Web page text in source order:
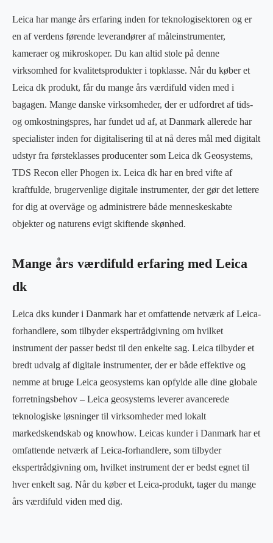
Leica har mange års erfaring inden for teknologisektoren og er
en af verdens førende leverandører af måleinstrumenter,
kameraer og mikroskoper. Du kan altid stole på denne
virksomhed for kvalitetsprodukter i topklasse. Når du køber et
Leica dk produkt, får du mange års værdifuld viden med i
bagagen. Mange danske virksomheder, der er udfordret af tids-
og omkostningspres, har fundet ud af, at Danmark allerede har
specialister inden for digitalisering til at nå deres mål med digitalt
udstyr fra førsteklasses producenter som Leica dk Geosystems,
TDS Recon eller Phogen ix. Leica dk har en bred vifte af
kraftfulde, brugervenlige digitale instrumenter, der gør det lettere
for dig at overvåge og administrere både menneskeskabte
objekter og naturens evigt skiftende skønhed.
Mange års værdifuld erfaring med Leica
dk
Leica dks kunder i Danmark har et omfattende netværk af Leica-
forhandlere, som tilbyder ekspertrådgivning om hvilket
instrument der passer bedst til den enkelte sag. Leica tilbyder et
bredt udvalg af digitale instrumenter, der er både effektive og
nemme at bruge Leica geosystems kan opfylde alle dine globale
forretningsbehov – Leica geosystems leverer avancerede
teknologiske løsninger til virksomheder med lokalt
markedskendskab og knowhow. Leicas kunder i Danmark har et
omfattende netværk af Leica-forhandlere, som tilbyder
ekspertrådgivning om, hvilket instrument der er bedst egnet til
hver enkelt sag. Når du køber et Leica-produkt, tager du mange
års værdifuld viden med dig.